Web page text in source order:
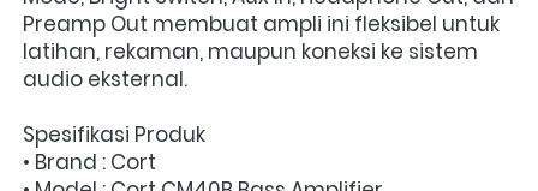
Preamp Out membuat ampli ini fleksibel untuk
latihan, rekaman, maupun koneksi ke sistem
audio eksternal.
Spesifikasi Produk
• Brand : Cort